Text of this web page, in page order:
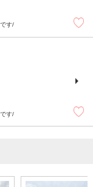
す/
す/